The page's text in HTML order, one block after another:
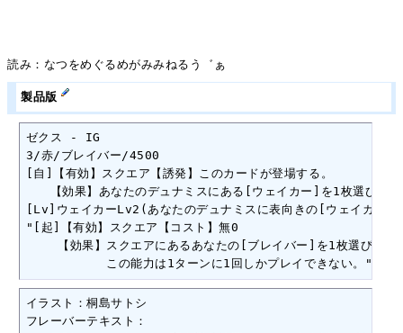
読み：なつをめぐるめがみみねるう゛ぁ
製品版
ゼクス - IG
3/赤/ブレイバー/4500
[自]【有効】スクエア【誘発】このカードが登場する。
【効果】あなたのデュナミスにある[ウェイカー]を1枚選び、表
[Lv]ウェイカーLv2(あなたのデュナミスに表向きの[ウェイカー]
"[起]【有効】スクエア【コスト】無0
【効果】スクエアにあるあなたの[ブレイバー]を1枚選び、ター
この能力は1ターンに1回しかプレイできない。"
イラスト：桐島サトシ
フレーバーテキスト：